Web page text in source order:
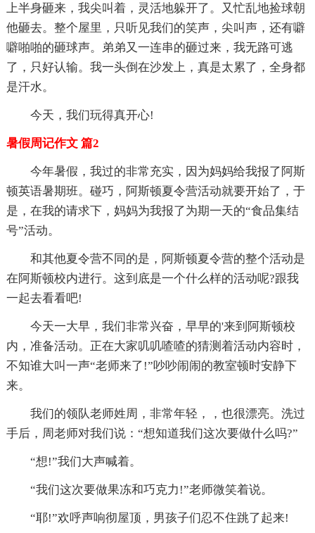
上半身砸来，我尖叫着，灵活地躲开了。又忙乱地捡球朝
他砸去。整个屋里，只听见我们的笑声，尖叫声，还有噼
噼啪啪的砸球声。弟弟又一连串的砸过来，我无路可逃
了，只好认输。我一头倒在沙发上，真是太累了，全身都
是汗水。
今天，我们玩得真开心!
暑假周记作文 篇2
今年暑假，我过的非常充实，因为妈妈给我报了阿斯
顿英语暑期班。碰巧，阿斯顿夏令营活动就要开始了，于
是，在我的请求下，妈妈为我报了为期一天的“食品集结
号”活动。
和其他夏令营不同的是，阿斯顿夏令营的整个活动是
在阿斯顿校内进行。这到底是一个什么样的活动呢?跟我
一起去看看吧!
今天一大早，我们非常兴奋，早早的'来到阿斯顿校
内，准备活动。正在大家叽叽喳喳的猜测着活动内容时，
不知谁大叫一声“老师来了!”吵吵闹闹的教室顿时安静下
来。
我们的领队老师姓周，非常年轻，，也很漂亮。洗过
手后，周老师对我们说：“想知道我们这次要做什么吗?”
“想!”我们大声喊着。
“我们这次要做果冻和巧克力!”老师微笑着说。
“耶!”欢呼声响彻屋顶，男孩子们忍不住跳了起来!